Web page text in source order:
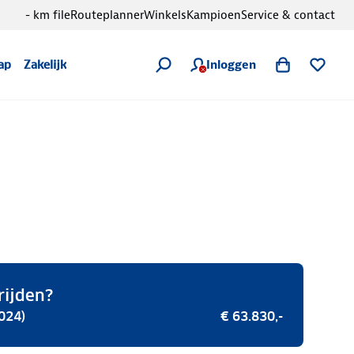
Zakelijk Inloggen
- km fileRouteplannerWinkelsKampioenService & contact
€ 63.830,-